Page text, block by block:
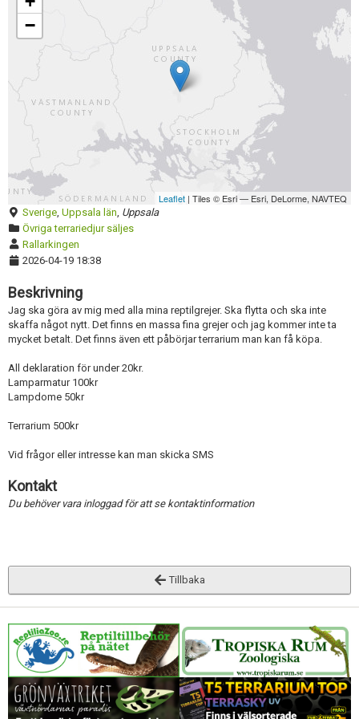
−
Leaflet | Tiles © Esri — Esri, DeLorme, NAVTEQ
Sverige Uppsala län Uppsala
Övriga terrariedjur säljes
Rallarkingen
2026-04-19 18:38
Beskrivning
Jag ska göra av mig med alla mina reptilgrejer. Ska flytta och ska inte
skaffa något nytt. Det finns en massa fina grejer och jag kommer inte ta
mycket betalt. Det finns även ett påbörjar terrarium man kan få köpa.
All deklaration för under 20kr.
Lamparmatur 100kr
Lampdome 50kr
Terrarium 500kr
Vid frågor eller intresse kan man skicka SMS
Kontakt
Du behöver vara inloggad för att se kontaktinformation
Tillbaka